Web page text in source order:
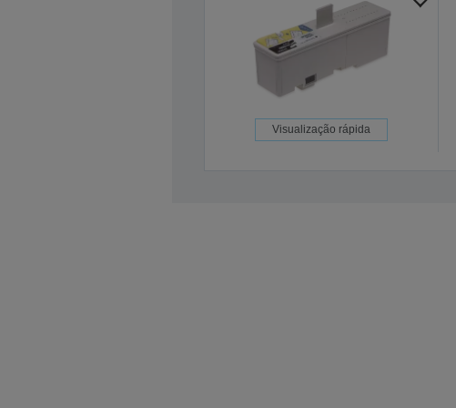
Visualização rápida